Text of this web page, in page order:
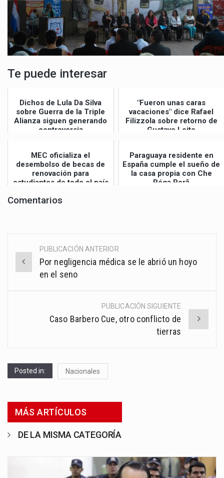
Te puede interesar
Dichos de Lula Da Silva
sobre Guerra de la Triple
Alianza siguen generando
controversia
"Fueron unas caras
vacaciones" dice Rafael
Filizzola sobre retorno de
Gustavo Leite
MEC oficializa el
desembolso de becas de
renovación para
estudiantes de todo el país
Paraguaya residente en
España cumple el sueño de
la casa propia con Che
Róga Porã
Comentarios
Post
navigation
PUBLICACIÓN ANTERIOR
Por negligencia médica se le abrió un hoyo
en el seno
PUBLICACIÓN SIGUIENTE
Caso Barbero Cue, otro conflicto de
tierras
Posted in: Nacionales
MÁS ARTÍCULOS
DE LA MISMA CATEGORÍA